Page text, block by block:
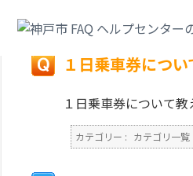
戻る
１日乗車券につい
１日乗車券について教
カテゴリー : カテゴリ一覧